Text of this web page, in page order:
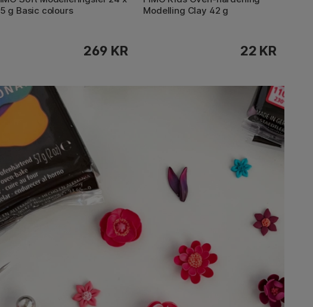
g Basic colours
269 KR
Modelling Clay 42 g
22 KR